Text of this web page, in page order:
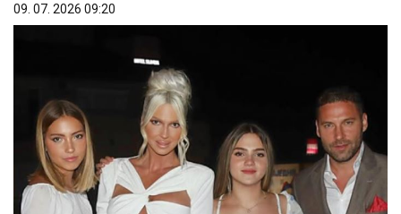
09. 07. 2026 09:20